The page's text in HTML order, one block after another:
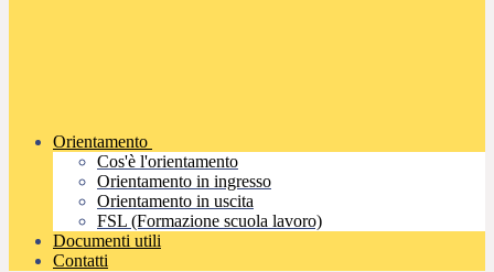
Orientamento
Cos'è l'orientamento
Orientamento in ingresso
Orientamento in uscita
FSL (Formazione scuola lavoro)
Documenti utili
Contatti